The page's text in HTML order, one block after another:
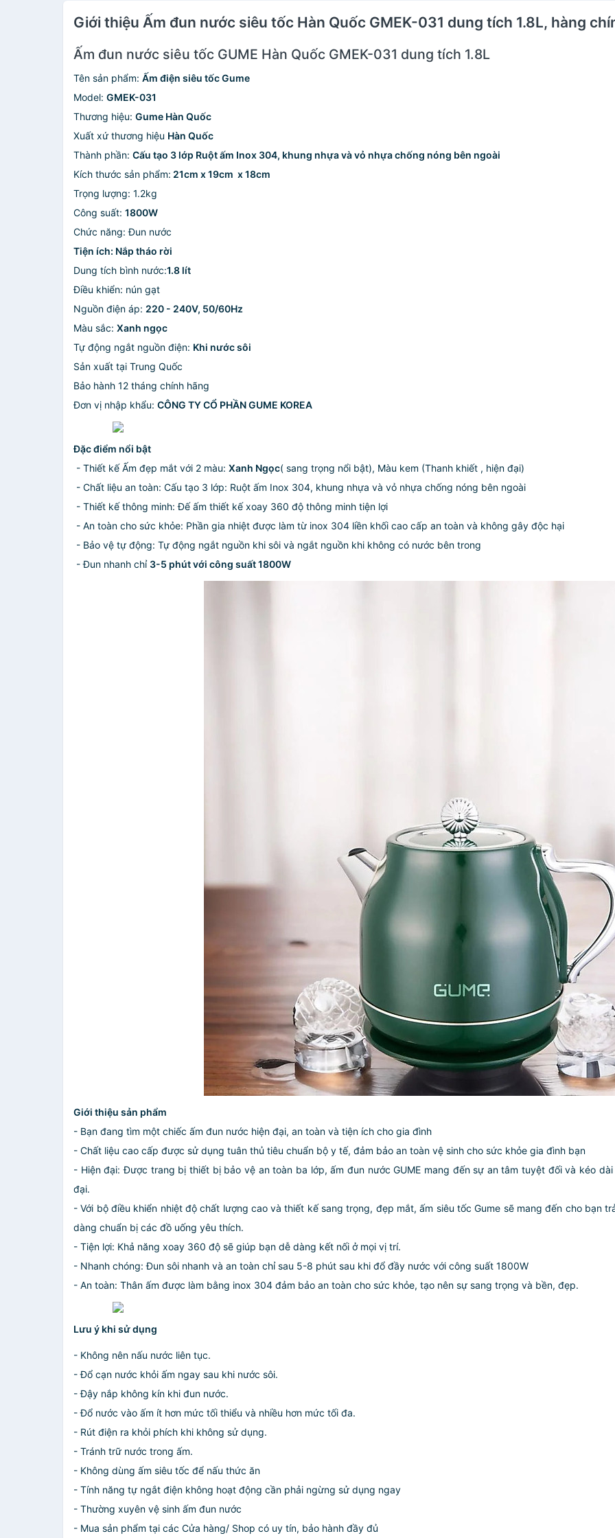
Giới thiệu Ấm đun nước siêu tốc Hàn Quốc GMEK-031 dung tích 1.8L, hàng
Ấm đun nước siêu tốc GUME Hàn Quốc GMEK-031 dung tích 1.8L
Tên sản phẩm: Ấm điện siêu tốc Gume
Model: GMEK-031
Thương hiệu: Gume Hàn Quốc
Xuất xứ thương hiệu Hàn Quốc
Thành phần: Cấu tạo 3 lớp Ruột ấm Inox 304, khung nhựa và vỏ nhựa chống nóng bên ngoài
Kích thước sản phẩm: 21cm x 19cm x 18cm
Trọng lượng: 1.2kg
Công suất: 1800W
Chức năng: Đun nước
Tiện ích: Nắp tháo rời
Dung tích bình nước:1.8 lít
Điều khiển: nún gạt
Nguồn điện áp: 220 - 240V, 50/60Hz
Màu sắc: Xanh ngọc
Tự động ngắt nguồn điện: Khi nước sôi
Sản xuất tại Trung Quốc
Bảo hành 12 tháng chính hãng
Đơn vị nhập khẩu: CÔNG TY CỔ PHẦN GUME KOREA
Đặc điểm nổi bật
- Thiết kế Ấm đẹp mắt với 2 màu: Xanh Ngọc( sang trọng nổi bật), Màu kem (Thanh khiết , hiện đại)
- Chất liệu an toàn: Cấu tạo 3 lớp: Ruột ấm Inox 304, khung nhựa và vỏ nhựa chống nóng bên ngoài
- Thiết kế thông minh: Đế ấm thiết kế xoay 360 độ thông minh tiện lợi
- An toàn cho sức khỏe: Phần gia nhiệt được làm từ inox 304 liền khối cao cấp an toàn và không gây độc
- Bảo vệ tự động: Tự động ngắt nguồn khi sôi và ngắt nguồn khi không có nước bên trong
- Đun nhanh chỉ 3-5 phút với công suất 1800W
Giới thiệu sản phẩm
- Bạn đang tìm một chiếc ấm đun nước hiện đại, an toàn và tiện ích cho gia đình
- Chất liệu cao cấp được sử dụng tuân thủ tiêu chuẩn bộ y tế, đảm bảo an toàn vệ sinh cho sức khỏe gia đình bạn
- Hiện đại: Được trang bị thiết bị bảo vệ an toàn ba lớp, ấm đun nước GUME mang đến sự an tâm tuyệt đối và kéo
đại.
- Với bộ điều khiển nhiệt độ chất lượng cao và thiết kế sang trọng, đẹp mắt, ấm siêu tốc Gume sẽ mang đến cho bạn
dàng chuẩn bị các đồ uống yêu thích.
- Tiện lợi: Khả năng xoay 360 độ sẽ giúp bạn dễ dàng kết nối ở mọi vị trí.
- Nhanh chóng: Đun sôi nhanh và an toàn chỉ sau 5-8 phút sau khi đổ đầy nước với công suất 1800W
- An toàn: Thân ấm được làm bằng inox 304 đảm bảo an toàn cho sức khỏe, tạo nên sự sang trọng và bền, đẹp.
Lưu ý khi sử dụng
- Không nên nấu nước liên tục.
- Đổ cạn nước khỏi ấm ngay sau khi nước sôi.
- Đậy nắp không kín khi đun nước.
- Đổ nước vào ấm ít hơn mức tối thiểu và nhiều hơn mức tối đa.
- Rút điện ra khỏi phích khi không sử dụng.
- Tránh trữ nước trong ấm.
- Không dùng ấm siêu tốc để nấu thức ăn
- Tính năng tự ngắt điện không hoạt động cần phải ngừng sử dụng ngay
- Thường xuyên vệ sinh ấm đun nước
- Mua sản phẩm tại các Cửa hàng/ Shop có uy tín, bảo hành đầy đủ